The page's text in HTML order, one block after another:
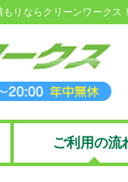
りならクリーンワークス！
ご利用の流